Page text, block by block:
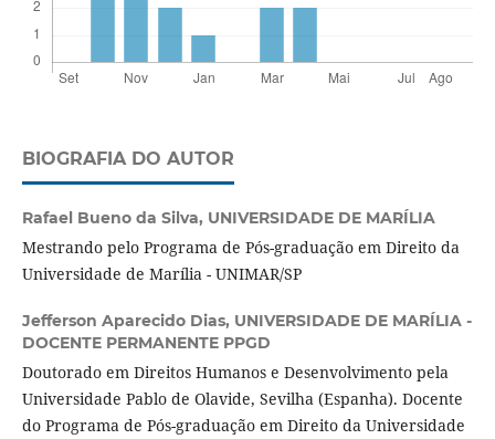
BIOGRAFIA DO AUTOR
Rafael Bueno da Silva, UNIVERSIDADE DE MARÍLIA
Mestrando pelo Programa de Pós-graduação em Direito da
Universidade de Marília - UNIMAR/SP
Jefferson Aparecido Dias, UNIVERSIDADE DE MARÍLIA -
DOCENTE PERMANENTE PPGD
Doutorado em Direitos Humanos e Desenvolvimento pela
Universidade Pablo de Olavide, Sevilha (Espanha). Docente
do Programa de Pós-graduação em Direito da Universidade